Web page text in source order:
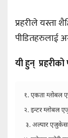
प्रहरीले यस्ता
पीडितहरुलाई
यी हुन्